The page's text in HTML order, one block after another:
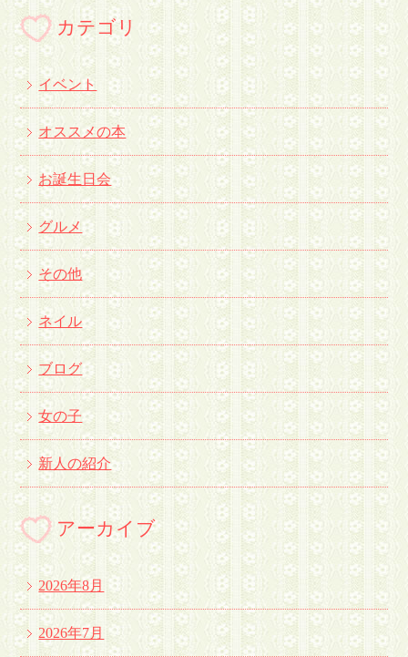
カテゴリ
イベント
オススメの本
お誕生日会
グルメ
その他
ネイル
ブログ
女の子
新人の紹介
アーカイブ
2026年8月
2026年7月